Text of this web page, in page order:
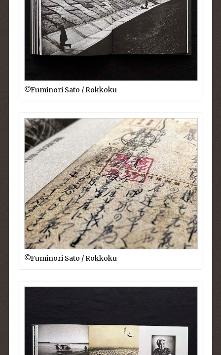
©︎Fuminori Sato / Rokkoku
©︎Fuminori Sato / Rokkoku